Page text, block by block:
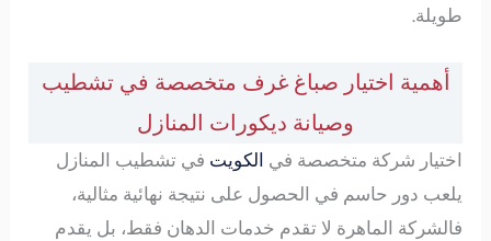
طويلة.
أهمية اختيار صباغ غرف متخصصة في تشطيب
وصيانة ديكورات المنازل
اختيار شركة متخصصة في الكويت في تشطيب المنازل
يلعب دور حاسم في الحصول على نتيجة نهائية مثالية،
فالشركة الماهرة لا تقدم خدمات الدهان فقط، بل يقدم